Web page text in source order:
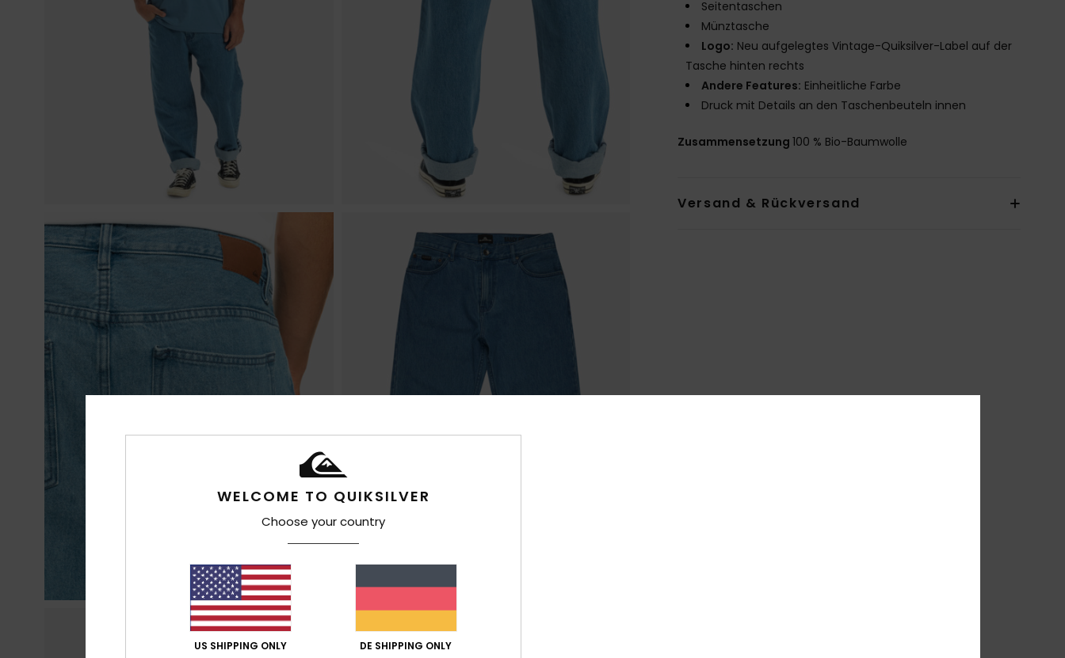
Seitentaschen
Münztasche
Logo: Neu aufgelegtes Vintage-Quiksilver-Label auf der
Tasche hinten rechts
Andere Features: Einheitliche Farbe
Druck mit Details an den Taschenbeuteln innen
Zusammensetzung100 % Bio-Baumwolle
Versand & Rückversand
WELCOME TO QUIKSILVER
Choose your country
US SHIPPING ONLY DE SHIPPING ONLY